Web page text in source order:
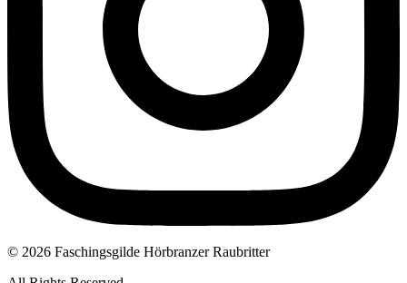
© 2026 Faschingsgilde Hörbranzer Raubritter